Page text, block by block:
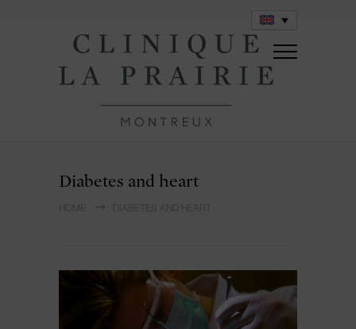
Diabetes and heart
DIABETES AND HEART